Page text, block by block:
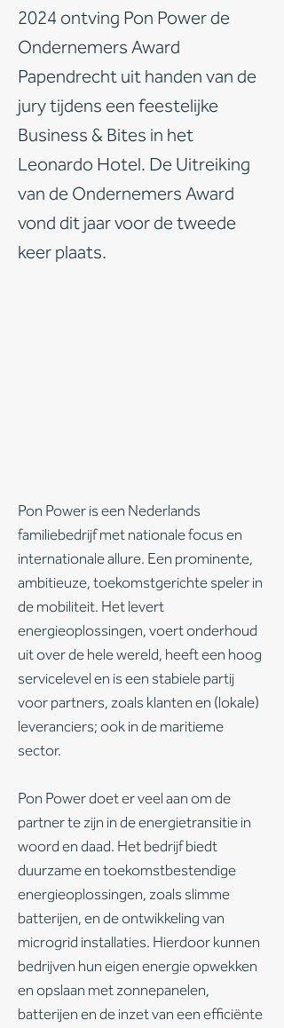
2024 ontving Pon Power de
Ondernemers Award
Papendrecht uit handen van de
jury tijdens een feestelijke
Business & Bites in het
Leonardo Hotel. De Uitreiking
van de Ondernemers Award
vond dit jaar voor de tweede
keer plaats.
Pon Power is een Nederlands
familiebedrijf met nationale focus en
internationale allure. Een prominente,
ambitieuze, toekomstgerichte speler in
de mobiliteit. Het levert
energieoplossingen, voert onderhoud
uit over de hele wereld, heeft een hoog
servicelevel en is een stabiele partij
voor partners, zoals klanten en (lokale)
leveranciers; ook in de maritieme
sector.
Pon Power doet er veel aan om de
partner te zijn in de energietransitie in
woord en daad. Het bedrijf biedt
duurzame en toekomstbestendige
energieoplossingen, zoals slimme
batterijen, en de ontwikkeling van
microgrid installaties. Hierdoor kunnen
bedrijven hun eigen energie opwekken
en opslaan met zonnepanelen,
batterijen en de inzet van een efficiënte